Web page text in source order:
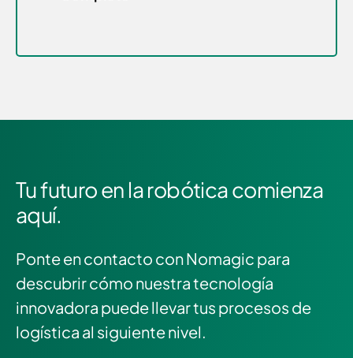
Tu futuro en la robótica comienza
aquí.
Ponte en contacto con Nomagic para
descubrir cómo nuestra tecnología
innovadora puede llevar tus procesos de
logística al siguiente nivel.